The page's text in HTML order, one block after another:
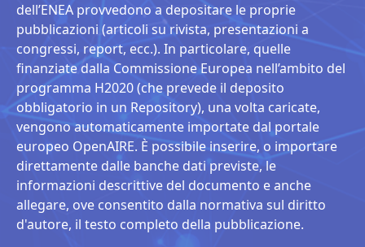
dell’ENEA provvedono a depositare le proprie
pubblicazioni (articoli su rivista, presentazioni a
congressi, report, ecc.). In particolare, quelle
finanziate dalla Commissione Europea nell’ambito del
programma H2020 (che prevede il deposito
obbligatorio in un Repository), una volta caricate,
vengono automaticamente importate dal portale
europeo OpenAIRE. È possibile inserire, o importare
direttamente dalle banche dati previste, le
informazioni descrittive del documento e anche
allegare, ove consentito dalla normativa sul diritto
d'autore, il testo completo della pubblicazione.